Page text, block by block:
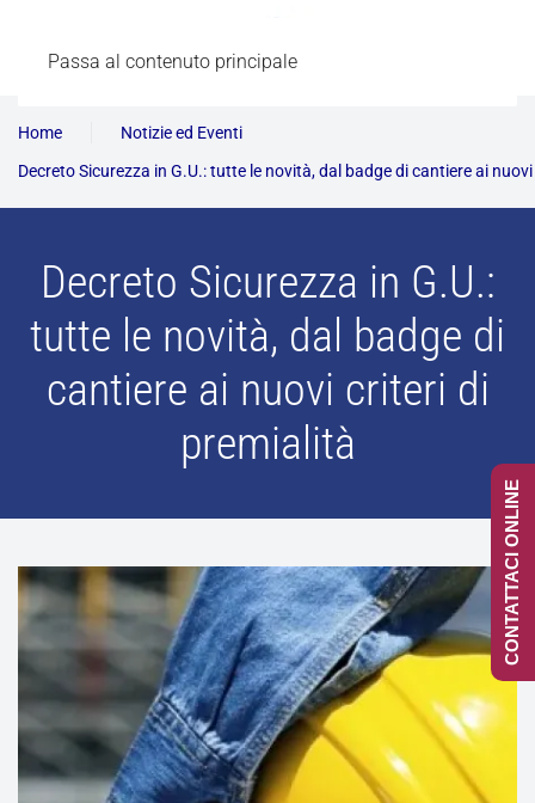
Passa al contenuto principale
Home
Notizie ed Eventi
Decreto Sicurezza in G.U.: tutte le novità, dal badge di cantiere ai
Decreto Sicurezza in G.U.:
tutte le novità, dal badge di
cantiere ai nuovi criteri di
premialità
CONTATTACI ONLINE